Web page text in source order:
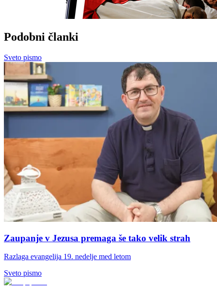
Podobni članki
Sveto pismo
Zaupanje v Jezusa premaga še tako velik strah
Razlaga evangelija 19. nedelje med letom
Sveto pismo